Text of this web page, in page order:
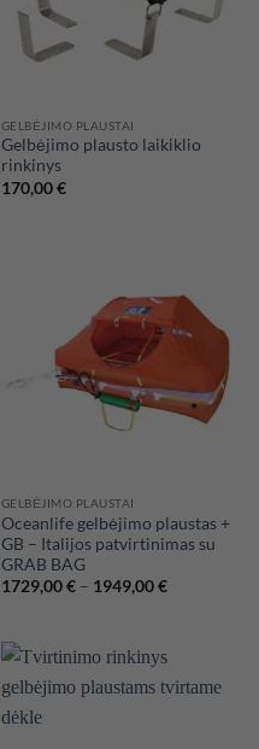
GELBĖJIMO PLAUSTAI
Gelbėjimo plausto laikiklio
rinkinys
170,00€
GELBĖJIMO PLAUSTAI
Oceanlife gelbėjimo plaustas +
GB – Italijos patvirtinimas su
GRAB BAG
1729,00€ – 1949,00€Price